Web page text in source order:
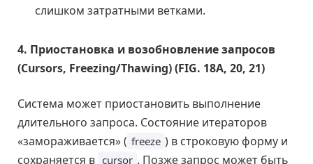
слишком затратными ветками.
4. Приостановка и возобновление запросов
(Cursors, Freezing/Thawing) (FIG. 18A, 20, 21)
Система может приостановить выполнение
длительного запроса. Состояние итераторов
«замораживается» ( freeze ) в строковую форму и
сохраняется в cursor . Позже запрос может быть